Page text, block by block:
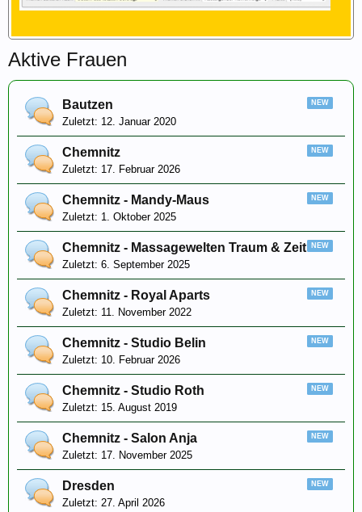
Aktive Frauen
Bautzen
12. Januar 2020
Chemnitz
17. Februar 2026
Chemnitz - Mandy-Maus
1. Oktober 2025
Chemnitz - Massagewelten Traum & Zeit
6. September 2025
Chemnitz - Royal Aparts
11. November 2022
Chemnitz - Studio Belin
10. Februar 2026
Chemnitz - Studio Roth
15. August 2019
Chemnitz - Salon Anja
17. November 2025
Dresden
27. April 2026